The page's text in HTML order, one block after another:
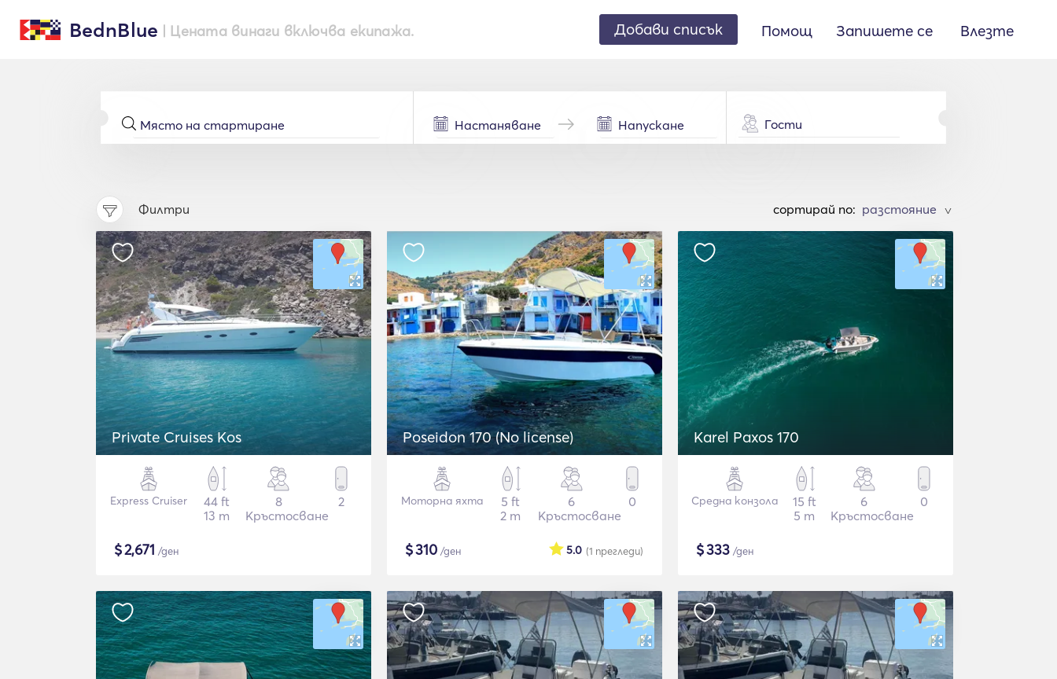
BednBlue | Цената винаги включва екипажа. Добави списък Помощ Запишете се Влезте
Гости
Филтри cортирай по: >
Private Cruises Kos
Express Cruiser
44 ft
13 m
8
Кръстосване
2
$2,671 /ден
Poseidon 170 (No license)
Моторна яхта
5 ft
2 m
6
Кръстосване
0
$310 /ден (1 прегледи)
5.0
Karel Paxos 170
Средна конзола
15 ft
5 m
6
Кръстосване
0
$333 /ден